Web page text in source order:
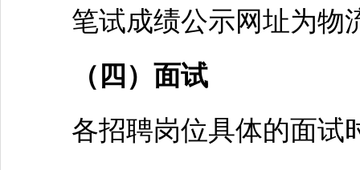
笔试成绩公示网址为物
（四）面试
各招聘岗位具体的面试